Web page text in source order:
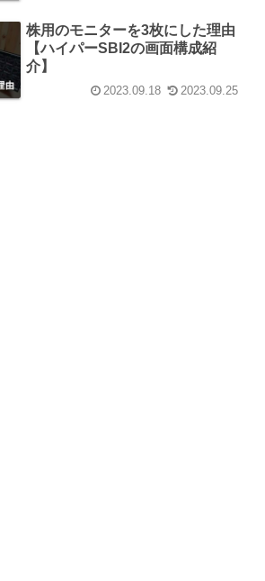
株用のモニターを3枚にした理由
【ハイパーSBI2の画面構成紹
介】
2023.09.18 2023.09.25